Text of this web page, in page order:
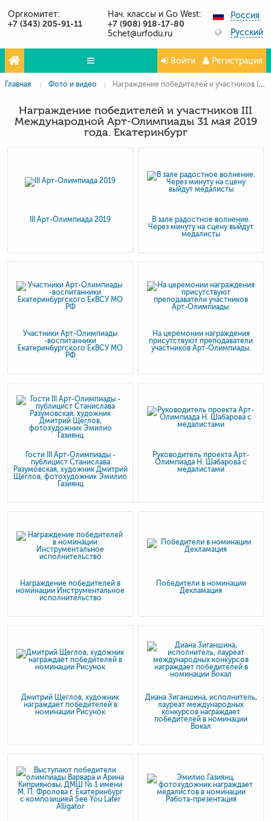
Оргкомитет: Нач. классы и Go West:
+7 (343) 205-91-11 +7 (908) 918-17-80
5chet@urfodu.ru
Россия
Русский
Олимпиады
Проекты
Фото и видео
Войти Регистрация
Главная Фото и видео Награждение победителей и участников III Международной Арт-Олимпиады 31 мая 2019 года. Екатеринбург
Награждение победителей и участников III
Международной Арт-Олимпиады 31 мая 2019
года. Екатеринбург
III Арт-Олимпиада 2019
В зале радостное волнение.
Через минуту на сцену выйдут
медалисты
Участники Арт-Олимпиады
-воспитанники
Екатеринбургского ЕкВСУ МО
РФ
На церемонии награждения
присутствуют преподаватели
участников Арт-Олимпиады.
Гости III Арт-Олимпиады -
публицист Станислава
Разумовская, художник Дмитрий
Щеглов, фотохудожник Эмилио
Газиянц
Руководитель проекта Арт-
Олимпиада Н. Шабарова с
медалистами
Награждение победителей в
номинации Инструментальное
исполнительство
Победители в номинации
Декламация
Дмитрий Щеглов, художник
награждает победителей в
номинации Рисунок
Диана Зиганшина, исполнитель,
лауреат международных
конкурсов награждает
победителей в номинации
Вокал